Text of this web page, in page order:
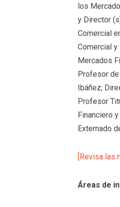
los
y Director
Comercial
Comercial
Mercados
Profesor
Ibáñez;
Profesor
Financiero
Externado
[Revisa las
Áreas de